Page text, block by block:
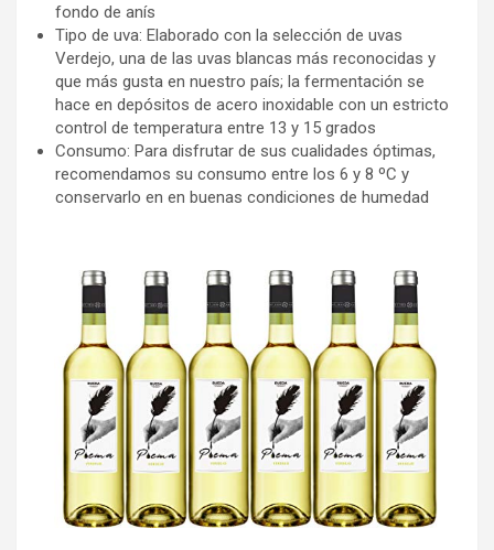
fondo de anís
Tipo de uva: Elaborado con la selección de uvas
Verdejo, una de las uvas blancas más reconocidas y
que más gusta en nuestro país; la fermentación se
hace en depósitos de acero inoxidable con un estricto
control de temperatura entre 13 y 15 grados
Consumo: Para disfrutar de sus cualidades óptimas,
recomendamos su consumo entre los 6 y 8 ºC y
conservarlo en en buenas condiciones de humedad